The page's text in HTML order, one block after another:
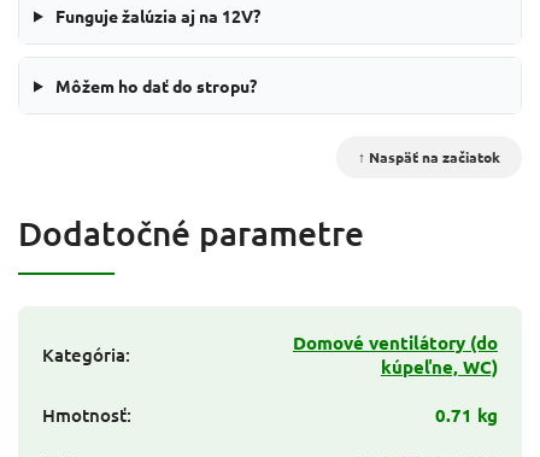
Funguje žalúzia aj na 12V?
Môžem ho dať do stropu?
↑ Naspäť na začiatok
Dodatočné parametre
Kategória:
Domové ventilátory (do
kúpeľne, WC)
Hmotnosť:
0.71 kg